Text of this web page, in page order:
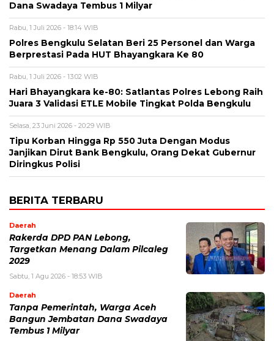
Dana Swadaya Tembus 1 Milyar
Rabu, 1 Juli 2026 - 18:14 WIB
Polres Bengkulu Selatan Beri 25 Personel dan Warga
Berprestasi Pada HUT Bhayangkara Ke 80
Rabu, 1 Juli 2026 - 13:02 WIB
Hari Bhayangkara ke-80: Satlantas Polres Lebong Raih
Juara 3 Validasi ETLE Mobile Tingkat Polda Bengkulu
Selasa, 23 Juni 2026 - 20:29 WIB
Tipu Korban Hingga Rp 550 Juta Dengan Modus
Janjikan Dirut Bank Bengkulu, Orang Dekat Gubernur
Diringkus Polisi
BERITA TERBARU
Daerah
Rakerda DPD PAN Lebong,
Targetkan Menang Dalam Pilcaleg
2029
Sabtu, 1 Agu 2026 - 18:53 WIB
Daerah
Tanpa Pemerintah, Warga Aceh
Bangun Jembatan Dana Swadaya
Tembus 1 Milyar